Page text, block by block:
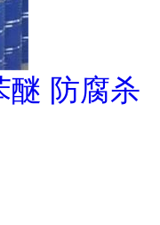
醚 防腐杀